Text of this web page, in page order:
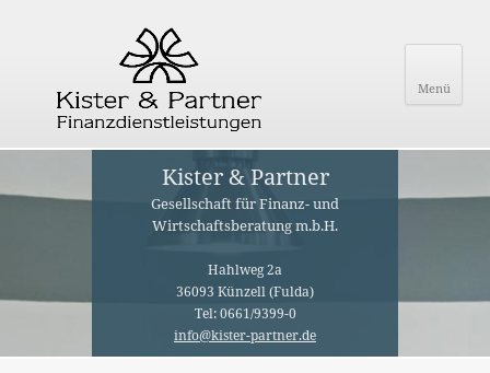
Menü
Kister & Partner
Gesellschaft für Finanz- und
Wirtschaftsberatung m.b.H.
Hahlweg 2a
36093 Künzell (Fulda)
Tel: 0661/9399-0
info@kister-partner.de